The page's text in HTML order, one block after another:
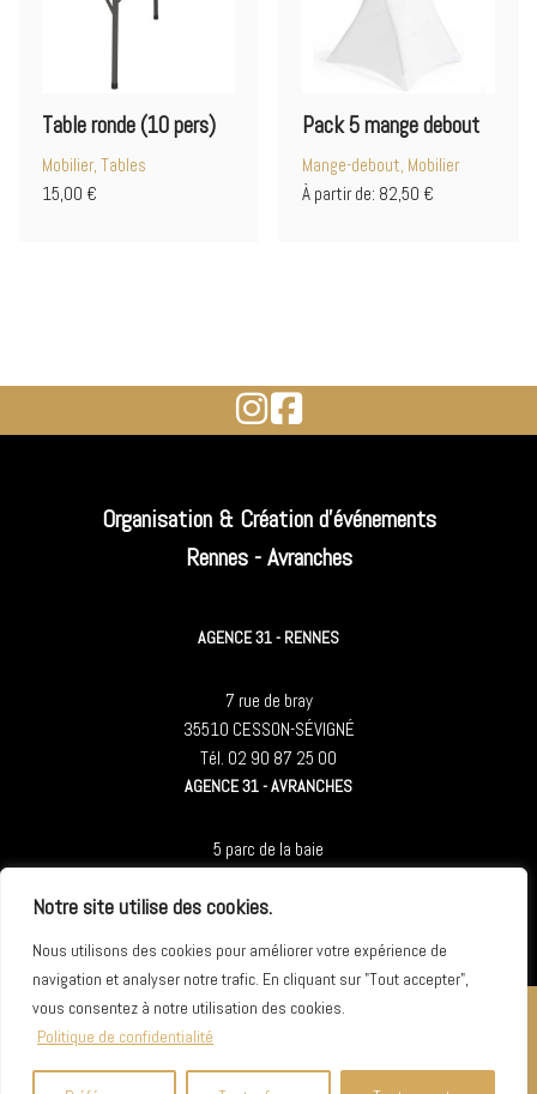
Notre site utilise des cookies.
Nous utilisons des cookies pour améliorer votre expérience de
navigation et analyser notre trafic. En cliquant sur "Tout accepter",
vous consentez à notre utilisation des cookies.
Politique de confidentialité
Table ronde (10 pers)
Mobilier, Tables
15,00 €
Pack 5 mange debout
Mange-debout, Mobilier
À partir de: 82,50 €
Organisation & Création d'événements
Rennes - Avranches
AGENCE 31 - RENNES
7 rue de bray
35510 CESSON-SÉVIGNÉ
Tél. 02 90 87 25 00
AGENCE 31 - AVRANCHES
5 parc de la baie
Tél. 02 90 87 25 00
© Copyright2026Agence 31